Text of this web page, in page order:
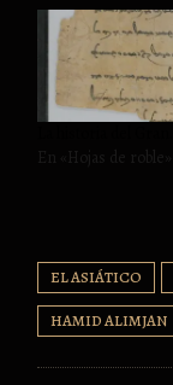
EL ASIÁTICO
HAMID ALIMJAN